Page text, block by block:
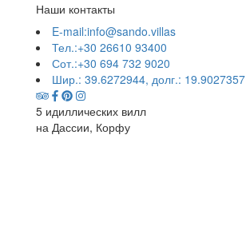
Наши контакты
E-mail:info@sando.villas
Тел.:+30 26610 93400
Сот.:+30 694 732 9020
Шир.: 39.6272944, долг.: 19.9027357
5 идиллических вилл
на Дассии, Корфу